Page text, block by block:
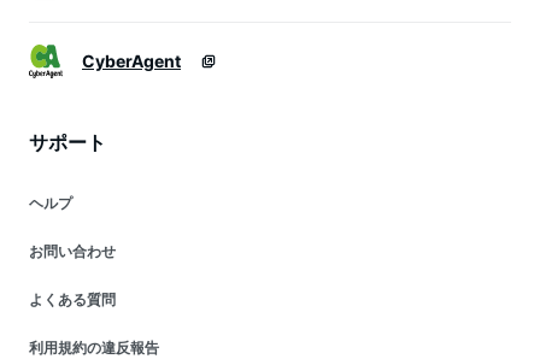
CyberAgent
サポート
ヘルプ
お問い合わせ
よくある質問
利用規約の違反報告